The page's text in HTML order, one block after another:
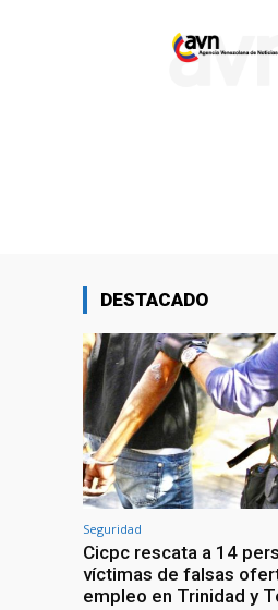
DESTACADO
Seguridad
Cicpc rescata a 14
víctimas de falsas
empleo en Trinidad y